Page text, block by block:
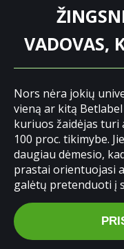
VADOVAS,
Nors nėra jokių
vieną ar kitą
kuriuos žaidėjas turi
100 proc. tikimybe.
daugiau dėmesio,
prastai orientuojasi
galėtų pretenduoti į